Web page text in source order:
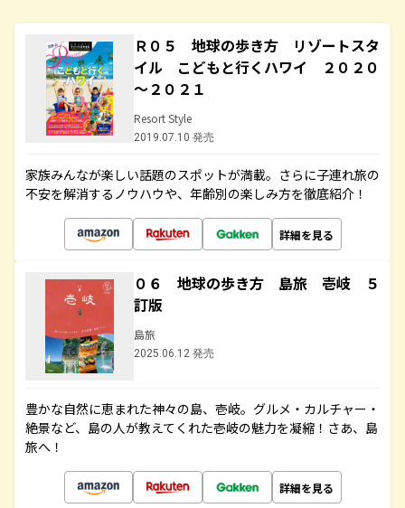
Ｒ０５ 地球の歩き方 リゾートスタ
イル こどもと行くハワイ ２０２０
～２０２１
Resort Style
2019.07.10 発売
家族みんなが楽しい話題のスポットが満載。さらに子連れ旅の
不安を解消するノウハウや、年齢別の楽しみ方を徹底紹介！
詳細を見る
０６ 地球の歩き方 島旅 壱岐 ５
訂版
島旅
2025.06.12 発売
豊かな自然に恵まれた神々の島、壱岐。グルメ・カルチャー・
絶景など、島の人が教えてくれた壱岐の魅力を凝縮！さあ、島
旅へ！
詳細を見る